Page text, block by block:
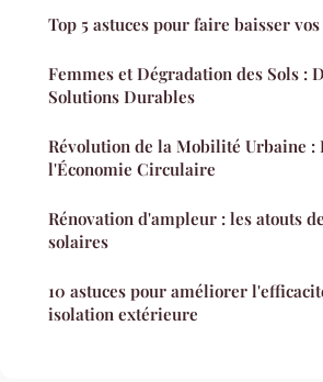
Top 5 astuces pour faire baisser
Femmes et Dégradation des Sols :
Solutions Durables
Révolution de la Mobilité Urbaine :
l'Économie Circulaire
Rénovation d'ampleur : les atouts
solaires
10 astuces pour améliorer
isolation extérieure